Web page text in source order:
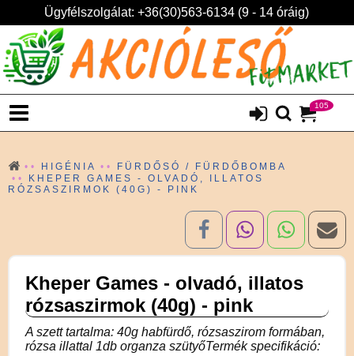
Ügyfélszolgálat: +36(30)563-6134 (9 - 14 óráig)
105
HIGÉNIA
FÜRDŐSÓ / FÜRDŐBOMBA
KHEPER GAMES - OLVADÓ, ILLATOS
RÓZSASZIRMOK (40G) - PINK
Kheper Games - olvadó, illatos
rózsaszirmok (40g) - pink
A szett tartalma: 40g habfürdő, rózsaszirom formában,
rózsa illattal 1db organza szütyőTermék specifikáció: